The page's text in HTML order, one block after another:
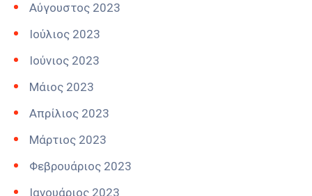
Αύγουστος 2023
Ιούλιος 2023
Ιούνιος 2023
Μάιος 2023
Απρίλιος 2023
Μάρτιος 2023
Φεβρουάριος 2023
Ιανουάριος 2023